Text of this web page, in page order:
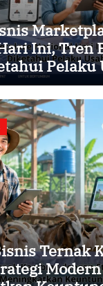
Ini, Tren
Pelaku
Ternak